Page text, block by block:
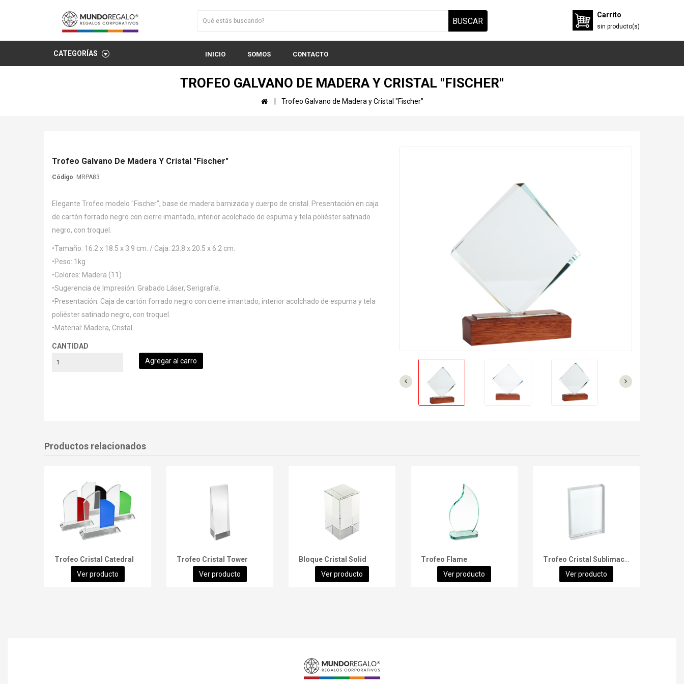
BUSCAR
Carrito
sin producto(s)
CATEGORÍAS INICIO SOMOS CONTACTO
TROFEO GALVANO DE MADERA Y CRISTAL "FISCHER"
Trofeo Galvano de Madera y Cristal "Fischer"
Trofeo Galvano De Madera Y Cristal "Fischer"
Código: MRPA83
Elegante Trofeo modelo "Fischer", base de madera barnizada y cuerpo de cristal. Presentación en caja
de cartón forrado negro con cierre imantado, interior acolchado de espuma y tela poliéster satinado
negro, con troquel.
•Tamaño: 16.2 x 18.5 x 3.9 cm. / Caja: 23.8 x 20.5 x 6.2 cm.
•Peso: 1kg
•Colores: Madera (11)
•Sugerencia de Impresión: Grabado Láser, Serigrafía.
•Presentación: Caja de cartón forrado negro con cierre imantado, interior acolchado de espuma y tela
poliéster satinado negro, con troquel.
•Material: Madera, Cristal.
CANTIDAD
Productos relacionados
Trofeo Cristal Catedral
Ver producto
Trofeo Cristal Tower
Ver producto
Bloque Cristal Solid
Ver producto
Trofeo Flame
Ver producto
Ver producto